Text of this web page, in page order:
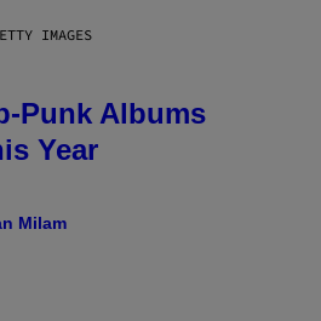
IMAGES
Punk Albums
Year
Milam